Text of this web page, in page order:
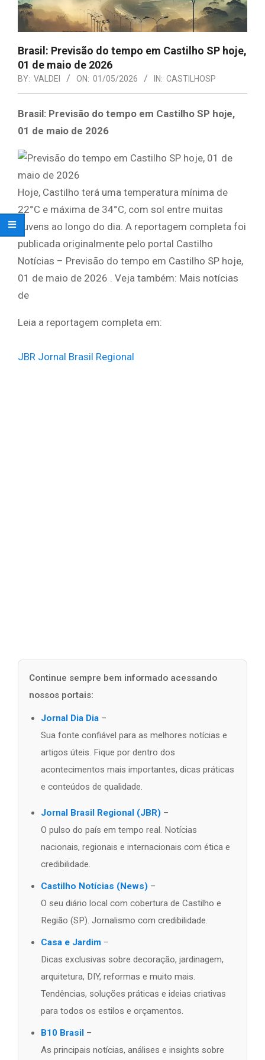
Brasil: Previsão do tempo em Castilho SP hoje,
01 de maio de 2026
BY: VALDEI ON: 01/05/2026 IN: CASTILHOSP
Brasil: Previsão do tempo em Castilho SP hoje,
01 de maio de 2026
Hoje, Castilho terá uma temperatura mínima de
22°C e máxima de 34°C, com sol entre muitas
nuvens ao longo do dia. A reportagem completa foi
publicada originalmente pelo portal Castilho
Notícias – Previsão do tempo em Castilho SP hoje,
01 de maio de 2026 . Veja também: Mais notícias
de
Leia a reportagem completa em:
JBR Jornal Brasil Regional
Continue sempre bem informado acessando
nossos portais:
Jornal Dia Dia –
Sua fonte confiável para as melhores notícias e
artigos úteis. Fique por dentro dos
acontecimentos mais importantes, dicas práticas
e conteúdos de qualidade.
Jornal Brasil Regional (JBR) –
O pulso do país em tempo real. Notícias
nacionais, regionais e internacionais com ética e
credibilidade.
Castilho Notícias (News) –
O seu diário local com cobertura de Castilho e
Região (SP). Jornalismo com credibilidade.
Casa e Jardim –
Dicas exclusivas sobre decoração, jardinagem,
arquitetura, DIY, reformas e muito mais.
Tendências, soluções práticas e ideias criativas
para todos os estilos e orçamentos.
B10 Brasil –
As principais notícias, análises e insights sobre